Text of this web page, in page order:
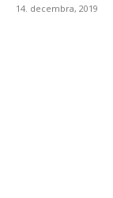
14. decembra, 2019